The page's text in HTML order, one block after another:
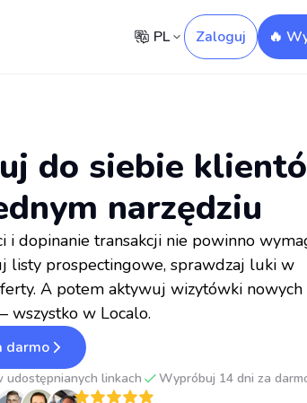
PL Zaloguj 🔥
do siebie
narzędziu
dopinanie transakcji nie powinno
listy prospectingowe, sprawdzaj luki w
A potem aktywuj wizytówki nowych
wszystko w Localo.
darmo
udostępnianych linkach Wypróbuj 14 dni za